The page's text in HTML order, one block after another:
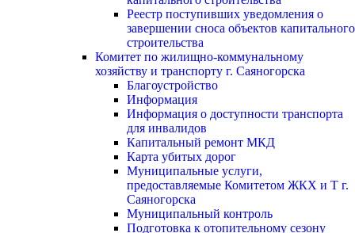
Реестр поступивших уведомления о
завершении сноса объектов капитального
строительства
Комитет по жилищно-коммунальному
хозяйству и транспорту г. Саяногорска
Благоустройство
Информация
Информация о доступности транспорта
для инвалидов
Капитальный ремонт МКД
Карта убитых дорог
Муниципальные услуги,
предоставляемые Комитетом ЖКХ и Т г.
Саяногорска
Муниципальный контроль
Подготовка к отопительному сезону